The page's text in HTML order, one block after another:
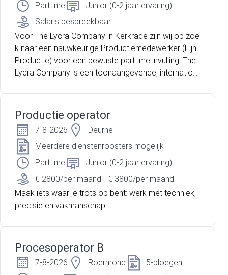
Parttime
Junior (0-2 jaar ervaring)
Salaris bespreekbaar
Voor The Lycra Company in Kerkrade zijn wij op zoe
k naar een nauwkeurige Productiemedewerker (Fijn
Productie) voor een bewuste parttime invulling. The
Lycra Company is een toonaangevende, internation
en de schone en moderne productielocatie in Kerkr
ade staat een groot sociaal karakter centraal. Er he
erst een prettige, collegiale werksfeer waar medew
erkers zich snel thuis voelen. Ben jij op zoek naar ee
n stabiele parttime baan die je perfect kunt combine
ren met een studie, gezin, hobby's of ander werk? D
an is dit de ideale kans voor jou. Als Productiemede
werker ben je dagelijks verantwoordelijk voor het uit
erst nauwkeurig verwerken van hoogwaardige elasti
sche garens. Je start je werkdag vroeg in de ochten
al rond 11:00 uur. Dit zorgt voor een perfecte balans
tussen werk en vrije tijd. De functie wordt uitgevoerd
van maandag tot en met vrijdag en betreft een struc
Productie operator
7-8-2026
Deurne
Meerdere dienstenroosters mogelijk
Parttime
Junior (0-2 jaar ervaring)
€ 2800/per maand - € 3800/per maand
Maak iets waar je trots op bent: werk met techniek,
precisie en vakmanschap.
Procesoperator B
7-8-2026 Roermond
5-ploegen